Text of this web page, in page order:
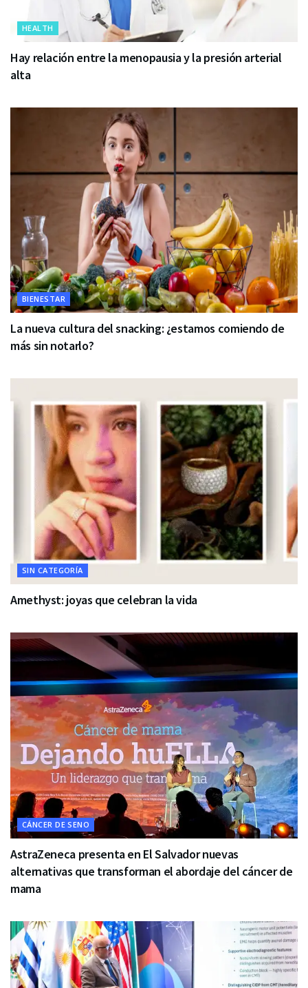
HEALTH
Hay relación entre la menopausia y la presión arterial
alta
BIENESTAR
La nueva cultura del snacking: ¿estamos comiendo de
más sin notarlo?
SIN CATEGORÍA
Amethyst: joyas que celebran la vida
CÁNCER DE SENO
AstraZeneca presenta en El Salvador nuevas
alternativas que transforman el abordaje del cáncer de
mama